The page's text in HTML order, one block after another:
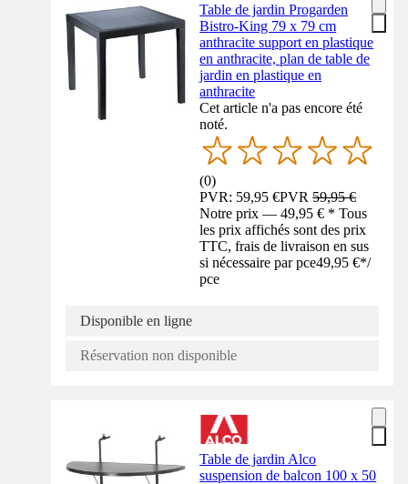
Table de jardin Progarden
Bistro-King 79 x 79 cm
anthracite support en plastique
en anthracite, plan de table de
jardin en plastique en
anthracite
Cet article n'a pas encore été
noté.
(0)
PVR: 59,95 €PVR59,95 €
Notre prix — 49,95 € * Tous
les prix affichés sont des prix
TTC, frais de livraison en sus
si nécessaire par pce49,95 €*/
pce
Disponible en ligne
Réservation non disponible
Table de jardin Alco
suspension de balcon 100 x 50